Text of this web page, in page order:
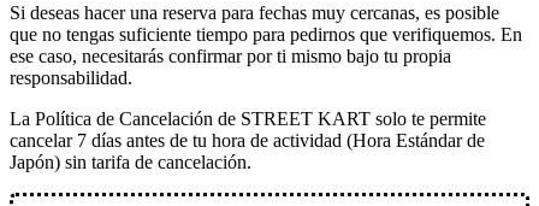
Si deseas hacer una reserva para fechas muy cercanas, es posible
que no tengas suficiente tiempo para pedirnos que verifiquemos. En
ese caso, necesitarás confirmar por ti mismo bajo tu propia
responsabilidad.
La Política de Cancelación de STREET KART solo te permite
cancelar 7 días antes de tu hora de actividad (Hora Estándar de
Japón) sin tarifa de cancelación.